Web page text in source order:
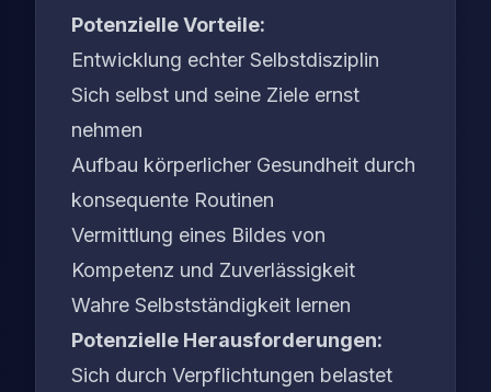
Potenzielle Vorteile:
Entwicklung echter Selbstdisziplin
Sich selbst und seine Ziele ernst
nehmen
Aufbau körperlicher Gesundheit durch
konsequente Routinen
Vermittlung eines Bildes von
Kompetenz und Zuverlässigkeit
Wahre Selbstständigkeit lernen
Potenzielle Herausforderungen:
Sich durch Verpflichtungen belastet